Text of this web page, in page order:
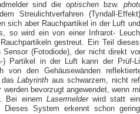
sind dieoptischen bzw.
Streulichtverfahren (Tyndall-
sich aber Rauchpartikel in der Luft
so wird ein von einer Infrarot-
gestreut. Ein Teil
(Fotodiode), der nicht direkt
) Partikel in der Luft kann der Prüf-
von den Gehäusewänden
dasLabyrinth aus schwarzem, nicht
bevorzugt angewendet, wenn
Bei einem Lasermelderwird statt
System erkennt schon